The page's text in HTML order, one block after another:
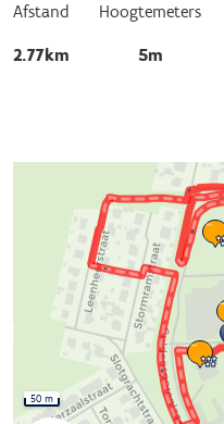
Afstand
2.77km
Hoogtemeters
5m
50 m